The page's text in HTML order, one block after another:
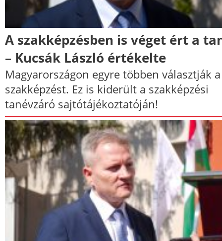
A szakképzésben is véget ért a
– Kucsák László értékelte
Magyarországon egyre többen választják a
szakképzést. Ez is kiderült a szakképzési
tanévzáró sajtótájékoztatóján!